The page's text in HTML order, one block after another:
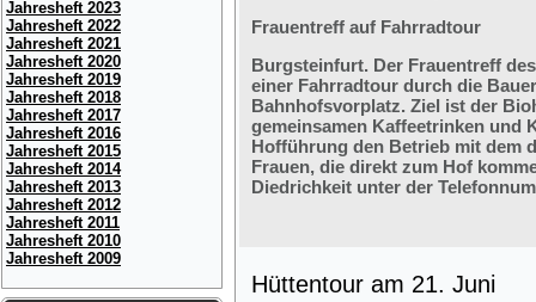
Jahresheft 2023
Jahresheft 2022
Jahresheft 2021
Jahresheft 2020
Jahresheft 2019
Jahresheft 2018
Jahresheft 2017
Jahresheft 2016
Jahresheft 2015
Jahresheft 2014
Jahresheft 2013
Jahresheft 2012
Jahresheft 2011
Jahresheft 2010
Jahresheft 2009
Frauentreff auf Fahrradtour
Burgsteinfurt. Der Frauentreff
einer Fahrradtour durch die
Bahnhofsvorplatz. Ziel ist der
gemeinsamen Kaffeetrinken und
Hofführung den Betrieb mit dem
Frauen, die direkt zum Hof
Diedrichkeit unter der
Hüttentour am 21. Juni